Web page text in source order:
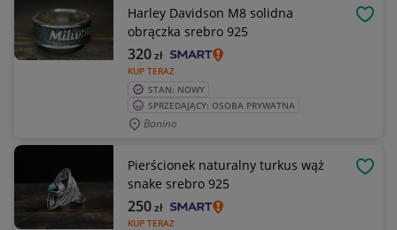
Harley Davidson M8 solidna
obrączka srebro 925
KUP TERAZ
320zł
STAN: NOWY
SPRZEDAJĄCY: OSOBA PRYWATNA
Banino
Pierścionek naturalny turkus wąż
snake srebro 925
KUP TERAZ
250zł